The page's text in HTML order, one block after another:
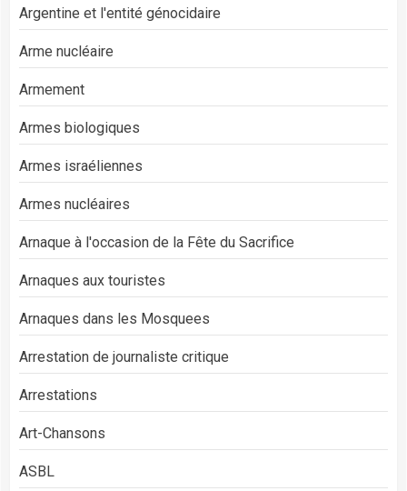
Argentine et l'entité génocidaire
Arme nucléaire
Armement
Armes biologiques
Armes israéliennes
Armes nucléaires
Arnaque à l'occasion de la Fête du Sacrifice
Arnaques aux touristes
Arnaques dans les Mosquees
Arrestation de journaliste critique
Arrestations
Art-Chansons
ASBL